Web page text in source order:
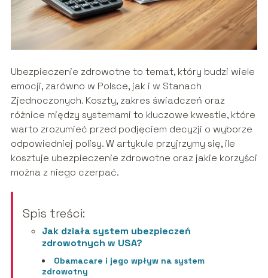
Ubezpieczenie zdrowotne to temat, który budzi wiele
emocji, zarówno w Polsce, jak i w Stanach
Zjednoczonych. Koszty, zakres świadczeń oraz
różnice między systemami to kluczowe kwestie, które
warto zrozumieć przed podjęciem decyzji o wyborze
odpowiedniej polisy. W artykule przyjrzymy się, ile
kosztuje ubezpieczenie zdrowotne oraz jakie korzyści
można z niego czerpać.
Spis treści:
Jak działa system ubezpieczeń
zdrowotnych w USA?
Obamacare i jego wpływ na system
zdrowotny